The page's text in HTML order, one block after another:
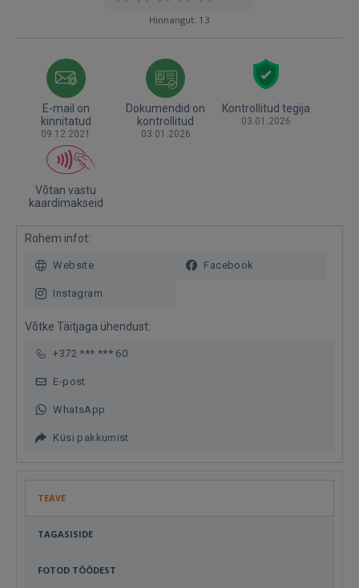
Hinnangut: 13
E-mail on
kinnitatud
09.12.2021
Dokumendid on
kontrollitud
03.01.2026
Kontrollitud tegija
03.01.2026
Võtan vastu
kaardimakseid
Rohem infot:
Website Facebook
Instagram
Võtke Täitjaga ühendust:
+372 *** *** 60
E-post
WhatsApp
Küsi pakkumist
TEAVE
TAGASISIDE
FOTOD TÖÖDEST